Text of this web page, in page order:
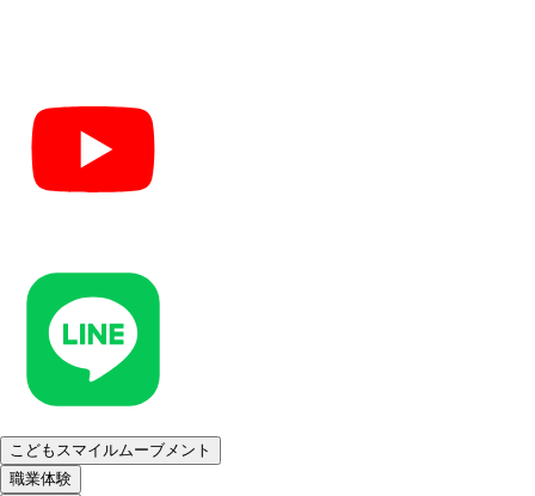
こどもスマイルムーブメント
職業体験